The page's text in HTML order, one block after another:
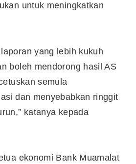
untuk meningkatkan
yang lebih kukuh
boleh mendorong hasil AS
semula
dan menyebabkan ringgit
katanya kepada
ekonomi Bank Muamalat